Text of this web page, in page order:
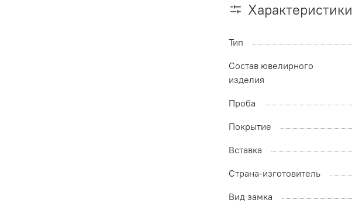
Характеристики
Тип
Состав ювелирного
изделия
Проба
Покрытие
Вставка
Страна-изготовитель
Вид замка